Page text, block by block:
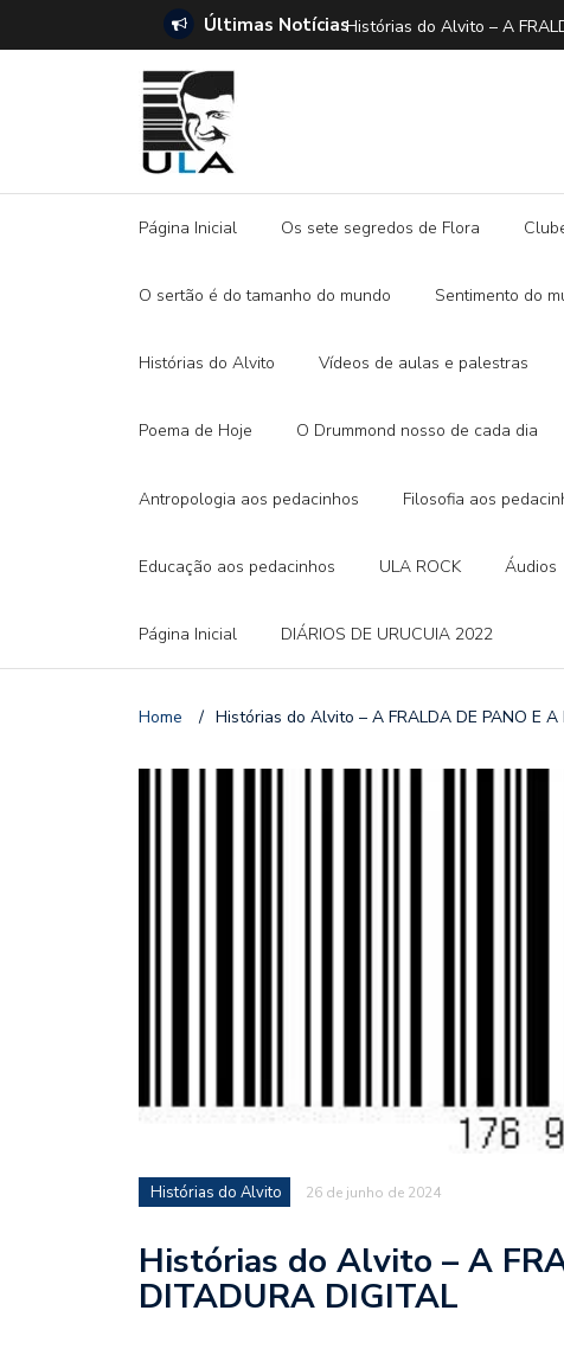
Últimas Notícias
E A DITADURA DIGITAL Histórias do Alvito – EM
Página Inicial Os sete segredos de Flora
O sertão é do tamanho do mundo Sentimento do
Histórias do Alvito Vídeos de aulas e palestras
Poema de Hoje O Drummond nosso de cada dia
Antropologia aos pedacinhos Filosofia aos
Educação aos pedacinhos ULA ROCK Áudios
Página Inicial DIÁRIOS DE URUCUIA 2022
Home / Histórias do Alvito – A FRALDA DE PANO E A
Histórias do Alvito 26 de junho de 2024
Histórias do Alvito – A
DITADURA DIGITAL